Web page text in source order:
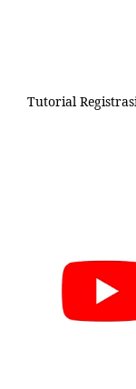
Tutorial